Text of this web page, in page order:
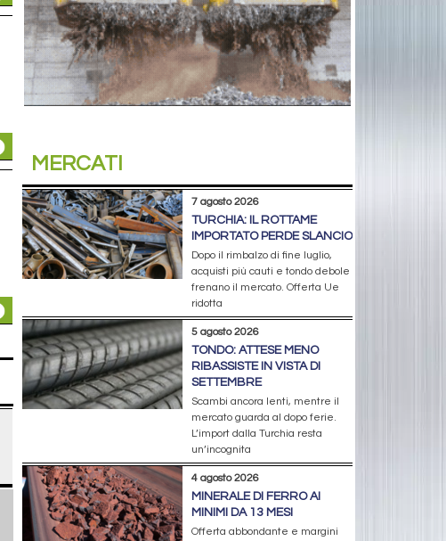
MERCATI
7 agosto 2026
TURCHIA: IL ROTTAME
IMPORTATO PERDE SLANCIO
Dopo il rimbalzo di fine luglio,
acquisti più cauti e tondo debole
frenano il mercato. Offerta Ue
ridotta
5 agosto 2026
TONDO: ATTESE MENO
RIBASSISTE IN VISTA DI
SETTEMBRE
Scambi ancora lenti, mentre il
mercato guarda al dopo ferie.
L’import dalla Turchia resta
un’incognita
4 agosto 2026
MINERALE DI FERRO AI
MINIMI DA 13 MESI
Offerta abbondante e margini